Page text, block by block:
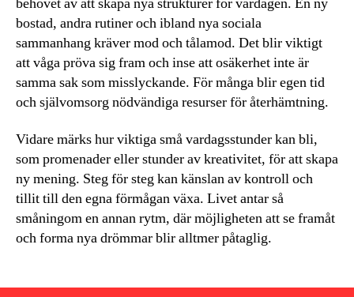
bostad, andra rutiner och ibland nya sociala
sammanhang kräver mod och tålamod. Det blir viktigt
att våga pröva sig fram och inse att osäkerhet inte är
samma sak som misslyckande. För många blir egen tid
och självomsorg nödvändiga resurser för återhämtning.
Vidare märks hur viktiga små vardagsstunder kan bli,
som promenader eller stunder av kreativitet, för att skapa
ny mening. Steg för steg kan känslan av kontroll och
tillit till den egna förmågan växa. Livet antar så
småningom en annan rytm, där möjligheten att se framåt
och forma nya drömmar blir alltmer påtaglig.